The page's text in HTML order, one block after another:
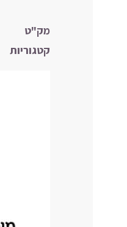
מק"ט
קטגוריות